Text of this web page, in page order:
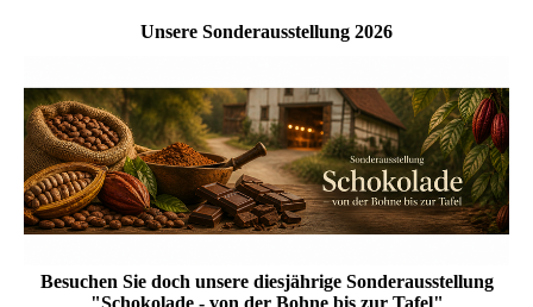
Unsere Sonderausstellung 2026
Besuchen Sie doch unsere diesjährige Sonderausstellung
"Schokolade - von der Bohne bis zur Tafel"